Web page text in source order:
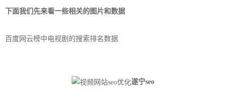
下面我们先来看一些相关的图片和数据
百度网云榜中电视剧的搜索排名数据
遂宁seo